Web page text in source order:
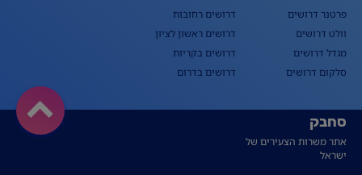
פרטנר דרושים
וולט דרושים
מגדל דרושים
סלקום דרושים
דרושים רחובות
דרושים ראשון לציון
דרושים בקריות
דרושים בדרום
סחבק
אתר משרות הצעירים של
ישראל